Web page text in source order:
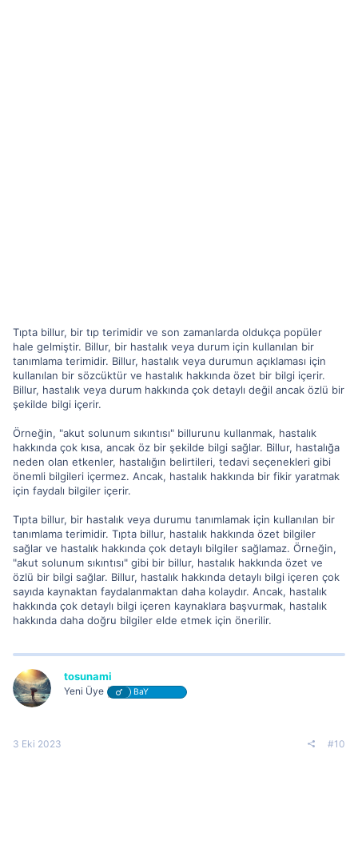
Tıpta billur, bir tıp terimidir ve son zamanlarda oldukça popüler
hale gelmiştir. Billur, bir hastalık veya durum için kullanılan bir
tanımlama terimidir. Billur, hastalık veya durumun açıklaması için
kullanılan bir sözcüktür ve hastalık hakkında özet bir bilgi içerir.
Billur, hastalık veya durum hakkında çok detaylı değil ancak özlü bir
şekilde bilgi içerir.
Örneğin, "akut solunum sıkıntısı" billurunu kullanmak, hastalık
hakkında çok kısa, ancak öz bir şekilde bilgi sağlar. Billur, hastalığa
neden olan etkenler, hastalığın belirtileri, tedavi seçenekleri gibi
önemli bilgileri içermez. Ancak, hastalık hakkında bir fikir yaratmak
için faydalı bilgiler içerir.
Tıpta billur, bir hastalık veya durumu tanımlamak için kullanılan bir
tanımlama terimidir. Tıpta billur, hastalık hakkında özet bilgiler
sağlar ve hastalık hakkında çok detaylı bilgiler sağlamaz. Örneğin,
"akut solunum sıkıntısı" gibi bir billur, hastalık hakkında özet ve
özlü bir bilgi sağlar. Billur, hastalık hakkında detaylı bilgi içeren çok
sayıda kaynaktan faydalanmaktan daha kolaydır. Ancak, hastalık
hakkında çok detaylı bilgi içeren kaynaklara başvurmak, hastalık
hakkında daha doğru bilgiler elde etmek için önerilir.
tosunami
Yeni Üye BaY
3 Eki 2023 #10